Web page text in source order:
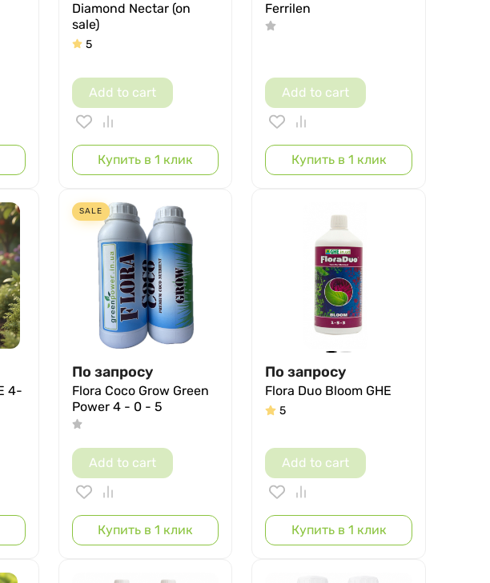
Diamond Nectar (on
sale)
5
Add to cart
Купить в 1 клик
Ferrilen
Add to cart
Купить в 1 клик
4-
SALE
По запросу
Flora Coco Grow Green
Power 4 - 0 - 5
Add to cart
Купить в 1 клик
По запросу
Flora Duo Bloom GHE
5
Add to cart
Купить в 1 клик